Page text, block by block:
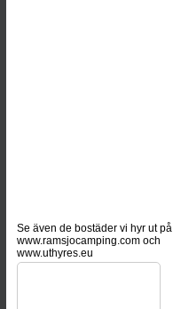
Se även de bostäder vi hyr ut på
www.ramsjocamping.com och
www.uthyres.eu